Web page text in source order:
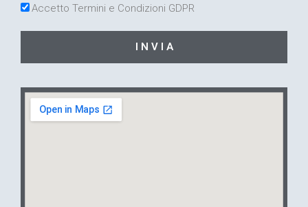
Accetto Termini e Condizioni GDPR
I N V I A